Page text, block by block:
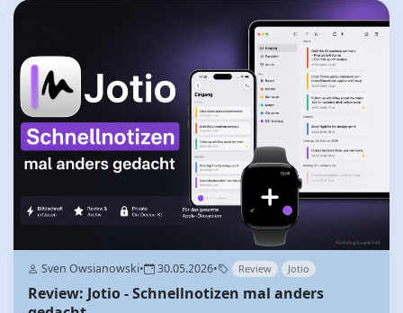
Sven Owsianowski• 30.05.2026• Review Jotio
Review: Jotio - Schnellnotizen mal anders